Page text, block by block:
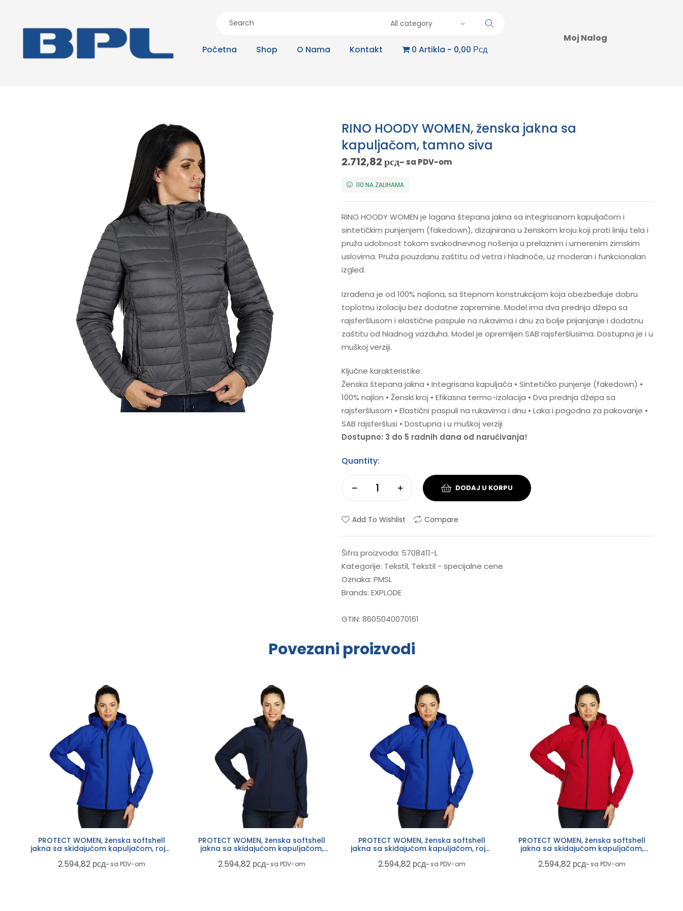
All category
Početna Shop O Nama Kontakt 0 Artikla 0,00 Рсд
Moj Nalog
RINO HOODY WOMEN, ženska jakna sa
kapuljačom, tamno siva
2.712,82рсд~ sa PDV-om
110 NA ZALIHAMA
RINO HOODY WOMEN je lagana štepana jakna sa integrisanom kapuljačom i
sintetičkim punjenjem (fakedown), dizajnirana u ženskom kroju koji prati liniju tela i
pruža udobnost tokom svakodnevnog nošenja u prelaznim i umerenim zimskim
uslovima. Pruža pouzdanu zaštitu od vetra i hladnoće, uz moderan i funkcionalan
izgled.
Izrađena je od 100% najlona, sa štepnom konstrukcijom koja obezbeđuje dobru
toplotnu izolaciju bez dodatne zapremine. Model ima dva prednja džepa sa
rajsferšlusom i elastične paspule na rukavima i dnu za bolje prijanjanje i dodatnu
zaštitu od hladnog vazduha. Model je opremljen SAB rajsferšlusima. Dostupna je i u
muškoj verziji.
Ključne karakteristike:
Ženska štepana jakna • Integrisana kapuljača • Sintetičko punjenje (fakedown) •
100% najlon • Ženski kroj • Efikasna termo-izolacija • Dva prednja džepa sa
rajsferšlusom • Elastični paspuli na rukavima i dnu • Laka i pogodna za pakovanje •
SAB rajsferšlusi • Dostupna i u muškoj verziji
Dostupno: 3 do 5 radnih dana od naručivanja!
Quantity:
DODAJ U KORPU
Add To Wishlist Compare
Šifra proizvoda: 5708411-L
Kategorije: Tekstil, Tekstil - specijalne cene
Oznaka: PMSL
Brands: EXPLODE
GTIN: 8605040070161
Povezani proizvodi
PROTECT WOMEN, ženska softshell
jakna sa skidajućom kapuljačom, rojal
2.594,82 рсд~ sa PDV-om
PROTECT WOMEN, ženska softshell
jakna sa skidajućom kapuljačom,
2.594,82 рсд~ sa PDV-om
PROTECT WOMEN, ženska softshell
jakna sa skidajućom kapuljačom, rojal
2.594,82 рсд~ sa PDV-om
PROTECT WOMEN, ženska softshell
jakna sa skidajućom kapuljačom,
2.594,82 рсд~ sa PDV-om